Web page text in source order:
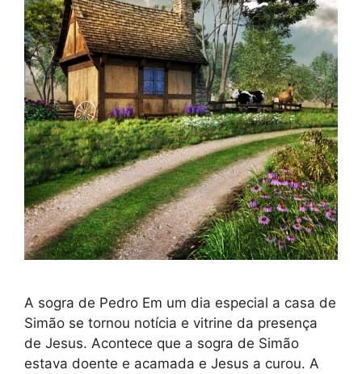
A sogra de Pedro Em um dia especial a casa de
Simão se tornou notícia e vitrine da presença
de Jesus. Acontece que a sogra de Simão
estava doente e acamada e Jesus a curou. A